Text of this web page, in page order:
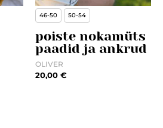
46-50 50-54
poiste nokamüts
paadid ja ankrud
OLIVER
20,00 €